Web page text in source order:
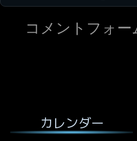
コメントフォ
カレンダー